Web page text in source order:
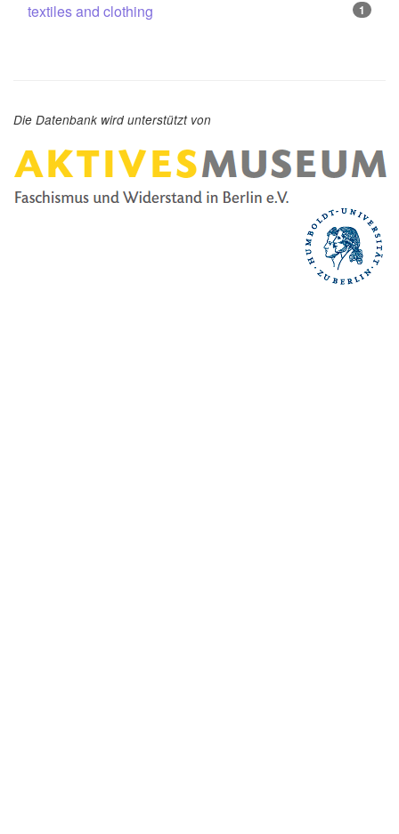
textiles and clothing 1
Die Datenbank wird unterstützt von